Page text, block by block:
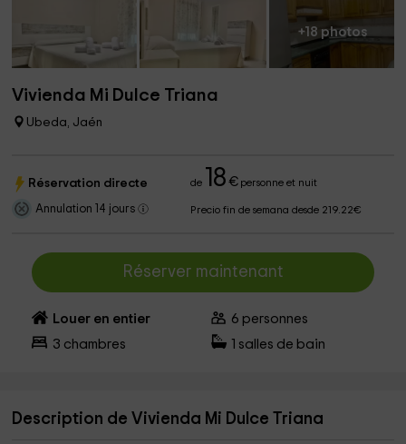
+18 photos
Vivienda Mi Dulce Triana
Ubeda, Jaén
Réservation directe de 18 €personne et nuit
Annulation 14 jours Precio fin de semana desde 219.22€
Réserver maintenant
Louer en entier 6 personnes
3 chambres salles de bain
Description de Vivienda Mi Dulce Triana